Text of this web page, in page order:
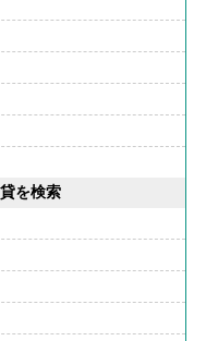
を検索